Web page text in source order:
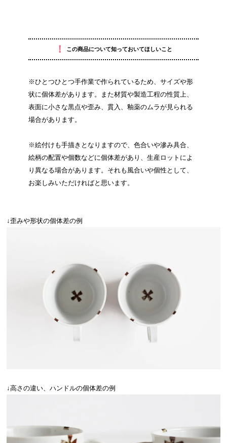
！ この商品について知っておいてほしいこと
※ひとつひとつ手作業で作られているため、サイズや形
状に個体差があります。また材質や製造工程の性質上、
表面に小さな黒点や歪み、貫入、釉薬のムラが見られる
場合があります。
※絵付けも手描きとなりますので、色合いや滲み具合、
絵柄の配置や個数などに個体差があり、生産ロットによ
り異なる場合があります。それも風合いや個性として、
お楽しみいただければと思います。
↓歪みや形状の個体差の例
↓高さの違い、ハンドルの個体差の例